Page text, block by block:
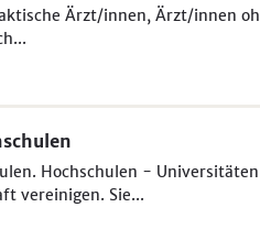
Ärzt/innen, Ärzt/innen
Hochschulen -
vereinigen. Sie...